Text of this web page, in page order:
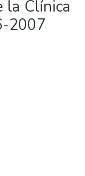
la Clínica
2007